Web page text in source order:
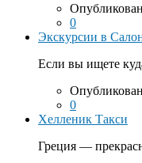
0
Экскурсии в
Если вы ищете
0
Хелленик Такси
Греция —